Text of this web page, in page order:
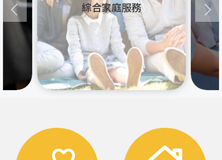
綜合家庭服務